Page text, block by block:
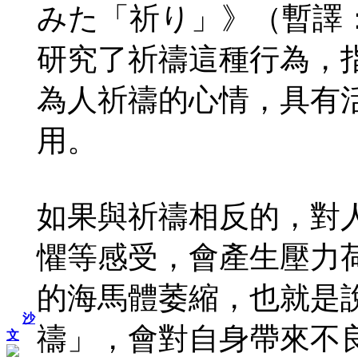
沙
文
みた「祈り」》（暫譯
研究了祈禱這種行為，
為人祈禱的心情，具有
用。
如果與祈禱相反的，對
懼等感受，會產生壓力
的海馬體萎縮，也就是
禱」，會對自身帶來不